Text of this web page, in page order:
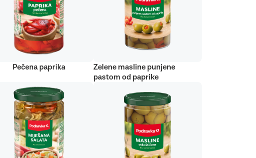
Pečena paprika
Zelene masline punjene
pastom od paprike